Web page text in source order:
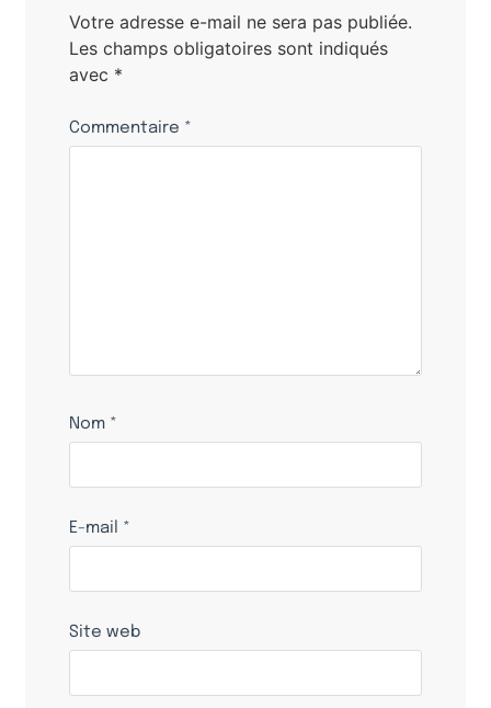
Votre adresse e-mail ne sera pas publiée.
Les champs obligatoires sont indiqués
avec *
Commentaire *
Nom *
E-mail *
Site web